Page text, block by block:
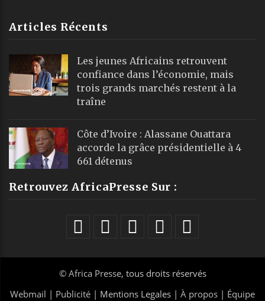
Articles Récents
Les jeunes Africains retrouvent
confiance dans l’économie, mais
trois grands marchés restent à la
traîne
Côte d’Ivoire : Alassane Ouattara
accorde la grâce présidentielle à 4
661 détenus
Retrouvez AfricaPresse Sur :
© Africa Presse, tous droits réservés
Webmail | Publicité | Mentions Legales | À propos | Équipe